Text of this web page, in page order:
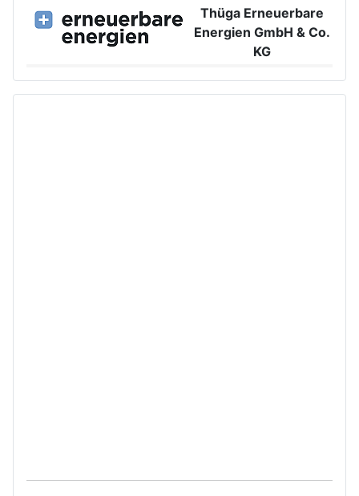
Thüga Erneuerbare
Energien GmbH & Co.
KG
www.ee.thuega.de